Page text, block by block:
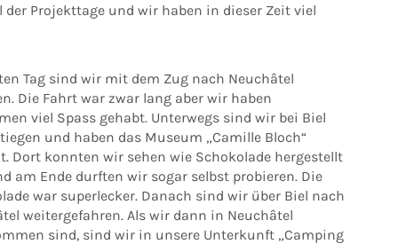
der Projekttage und wir haben in dieser Zeit viel
Tag sind wir mit dem Zug nach Neuchâtel
Die Fahrt war zwar lang aber wir haben
viel Spass gehabt. Unterwegs sind wir bei Biel
und haben das Museum „Camille Bloch“
Dort konnten wir sehen wie Schokolade hergestellt
am Ende durften wir sogar selbst probieren. Die
war superlecker. Danach sind wir über Biel nach
weitergefahren. Als wir dann in Neuchâtel
sind, sind wir in unsere Unterkunft „Camping